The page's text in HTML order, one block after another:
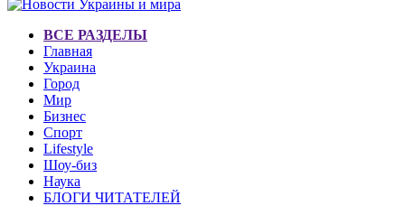
ВСЕ РАЗДЕЛЫ
Главная
Украина
Город
Мир
Бизнес
Спорт
Lifestyle
Шоу-биз
Наука
БЛОГИ ЧИТАТЕЛЕЙ